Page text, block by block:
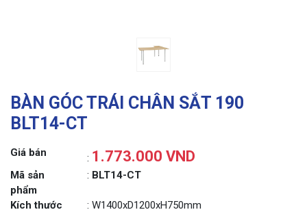
BÀN GÓC TRÁI CHÂN SẮT 190
BLT14-CT
Giá bán : 1.773.000 VND
Mã sản
phẩm
: BLT14-CT
Kích thước
: W1400xD1200xH750mm